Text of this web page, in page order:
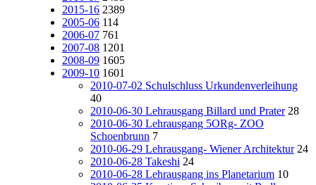
2015-16 2389
2005-06 114
2006-07 761
2007-08 1201
2008-09 1605
2009-10 1601
2010-07-02 Schulschluss Urkundenverleihung
40
2010-06-30 Lehrausgang Billard und Prater 28
2010-06-30 Lehrausgang 5ORg- ZOO
Schoenbrunn 7
2010-06-29 Lehrausgang- Wiener Architektur 24
2010-06-28 Takeshi 24
2010-06-28 Lehrausgang ins Planetarium 10